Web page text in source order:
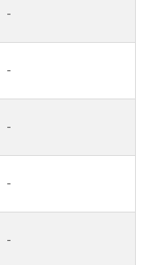
-
-
-
-
-